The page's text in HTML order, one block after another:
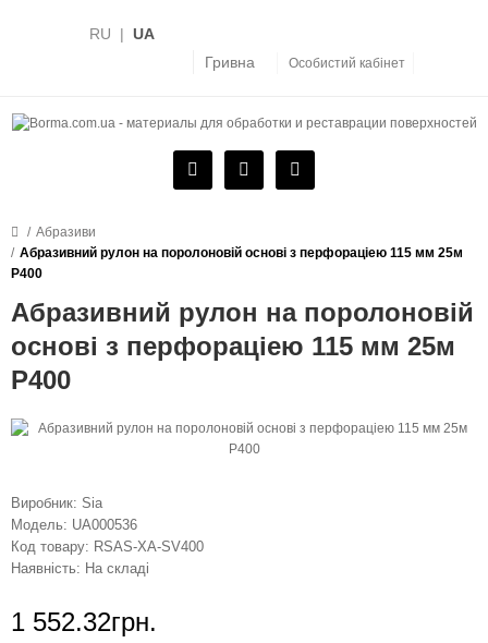
RU | UA
Гривна
Особистий кабінет
Абразиви
Абразивний рулон на поролоновій основі з перфораціею 115 мм 25м
P400
Абразивний рулон на поролоновій
основі з перфораціею 115 мм 25м
P400
Виробник: Sia
Модель: UA000536
Код товару: RSAS-XA-SV400
Наявність: На складі
1 552.32грн.